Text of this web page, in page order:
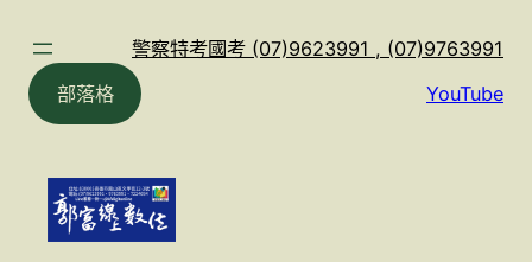
警察特考國考 (07)9623991 , (07)9763991
部落格
YouTube